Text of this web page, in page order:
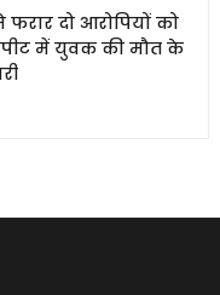
दो आरोपियों को
में युवक की मौत के